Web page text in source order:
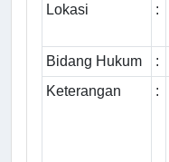
Lokasi
:
Bidang Hukum
:
Keterangan
: